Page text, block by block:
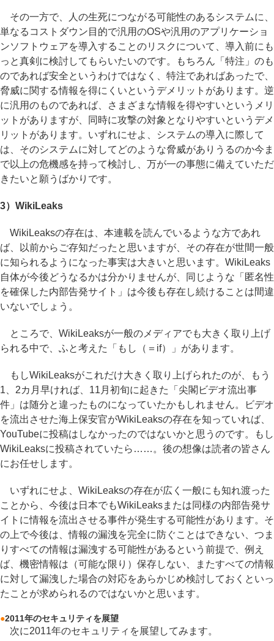
その一方で、人の生死につながる可能性のあるシステムに、
単なるコストダウン目的で汎用のOSや汎用のアプリケーショ
ンソフトウェアを導入することのリスクについて、導入前にも
っと真剣に検討してもらいたいのです。もちろん「特注」のも
のであれば安全というわけではなく、特注であればあったで、
脅威に関する情報を得にくいというデメリットがあります。逆
に汎用のものであれば、さまざまな情報を得やすいというメリ
ットがありますが、同時に攻撃の対象となりやすいというデメ
リットがあります。いずれにせよ、システムの導入に際して
は、そのシステムに対してどのような脅威がありうるのか今ま
で以上の危機感を持って検討し、万が一の事態に備えていただ
きたいと願うばかりです。
3）WikiLeaks
WikiLeaksの存在は、本連載を読んでいるような方であれ
ば、以前からご存知だったと思いますが、その存在が世間一般
に知られるようになった事実は大きいと思います。WikiLeaks
自体が今後どうなるかは分かりませんが、同じような「匿名性
を確保した内部告発サイト」は今後も存在し続けることは間違
いないでしょう。
ところで、WikiLeaksが一般のメディアでも大きく取り上げ
られる中で、ふと考えた「もし（＝if）」があります。
もしWikiLeaksがこれだけ大きく取り上げられたのが、もう
1、2カ月早ければ、11月初旬に起きた「尖閣ビデオ流出事
件」は随分と違ったものになっていたかもしれません。ビデオ
を流出させた海上保安官がWikiLeaksの存在を知っていれば、
YouTubeに投稿はしなかったのではないかと思うのです。もし
WikiLeaksに投稿されていたら……。後の想像は読者の皆さん
にお任せします。
いずれにせよ、WikiLeaksの存在が広く一般にも知れ渡った
ことから、今後は日本でもWikiLeaksまたは同様の内部告発サ
イトに情報を流出させる事件が発生する可能性があります。そ
の上で今後は、情報の漏洩を完全に防ぐことはできない、つま
りすべての情報は漏洩する可能性があるという前提で、例え
ば、機密情報は（可能な限り）保存しない、またすべての情報
に対して漏洩した場合の対応をあらかじめ検討しておくといっ
たことが求められるのではないかと思います。
●2011年のセキュリティを展望
次に2011年のセキュリティを展望してみます。